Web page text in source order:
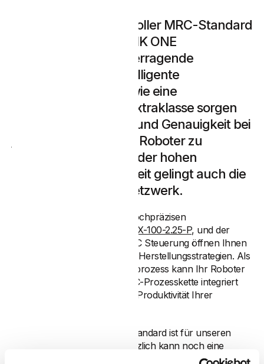
Der MAX Robot Controller MRC-Standard
ist mit einer SINUMERIK ONE
ausgestattet. Eine überragende
Performance und intelligente
Regelalgorithmen sowie eine
Antriebstechnik der Extraklasse sorgen
für höchste Dynamik und Genauigkeit bei
jeder Aufgabe die der Roboter zu
bewältigen hat. Dank der hohen
Flexibilität und Offenheit gelingt auch die
Integration in jedes Netzwerk.
Die Kombination aus einem hochpräzisen
MAX-100-2.25-P, und der
einzigartigen SINUMERIK CNC Steuerung öffnen Ihnen
die Tür für zuvor unmögliche Herstellungsstrategien. Als
digitaler Zwilling im Fertigungsprozess kann Ihr Roboter
in die gesamte CAD/CAM CNC-Prozesskette integriert
werden und steigert somit die Produktivität Ihrer
Der Robot Controller MRC-Standard ist für unseren
MAX100/150 ausgelegt. Zusätzlich kann noch eine
Linearbahn und eine Frässpindel eingebunden werden.